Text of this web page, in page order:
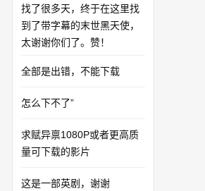
找了很多天，终于在这里找
到了带字幕的末世黑天使，
太谢谢你们了。赞！
全部是出错，不能下载
怎么下不了”
求赋异禀1080P或者更高质
量可下载的影片
这是一部英剧，谢谢